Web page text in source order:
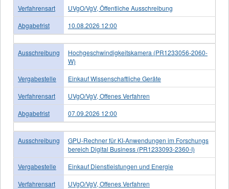
Verfahrensart
UVgO/VgV, Öffentliche Ausschreibung
Abgabefrist
10.08.2026 12:00
Ausschreibung
Hochgeschwindigkeitskamera (PR1233056-2060-
W)
Vergabestelle
Einkauf Wissenschaftliche Geräte
Verfahrensart
UVgO/VgV, Offenes Verfahren
Abgabefrist
07.09.2026 12:00
Ausschreibung
GPU-Rechner für KI-Anwendungen im Forschungs
bereich Digital Business (PR1233093-2360-I)
Vergabestelle
Einkauf Dienstleistungen und Energie
Verfahrensart
UVgO/VgV, Offenes Verfahren